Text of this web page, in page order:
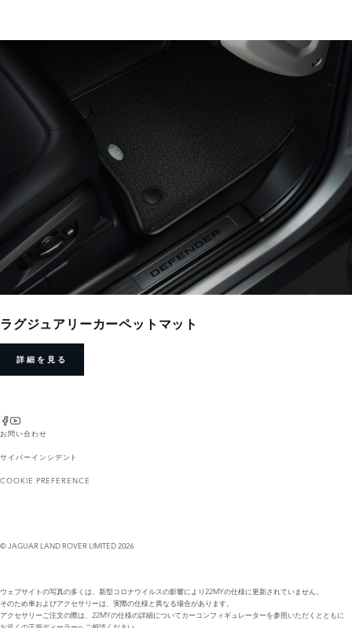
ラグジュアリーカーペットマット
詳細を見る
お問い合わせ
サイバーインシデント
COOKIE PREFERENCE
© JAGUAR LAND ROVER LIMITED 2026
ウェブサイトの写真の多くは、新型コロナウイルスの影響により22MYの仕様に更新されていません。
そのため車およびアクセサリーは、実際の仕様と異なる場合があります。
アクセサリーご注文の際は、22MYの仕様の詳細についてカーコンフィギュレーターを参照いただくとともに